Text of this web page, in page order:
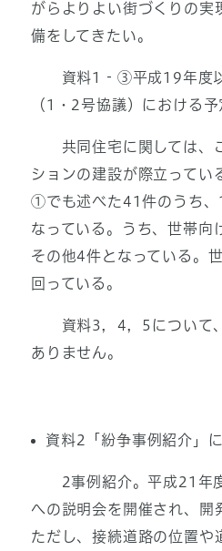
がらよりよい街づくりの実
備をしてきたい。
資料1‐③平成19年度以
（1・2号協議）における
共同住宅に関しては、こ
ションの建設が際立ってい
①でも述べた41件のうち、
なっている。うち、世帯向
その他4件となっている。
回っている。
資料3，4，5について、
ありません。
資料2「紛争事例紹介」に
2事例紹介。平成21年度
への説明会を開催され、開
ただし、接続道路の位置や